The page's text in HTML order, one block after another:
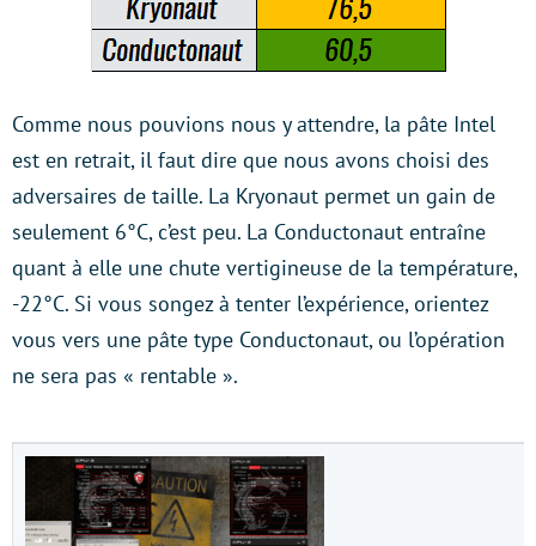
Comme nous pouvions nous y attendre, la pâte Intel
est en retrait, il faut dire que nous avons choisi des
adversaires de taille. La Kryonaut permet un gain de
seulement 6°C, c’est peu. La Conductonaut entraîne
quant à elle une chute vertigineuse de la température,
-22°C. Si vous songez à tenter l’expérience, orientez
vous vers une pâte type Conductonaut, ou l’opération
ne sera pas « rentable ».